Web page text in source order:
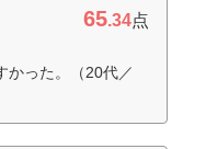
65.34点
かった。（20代／